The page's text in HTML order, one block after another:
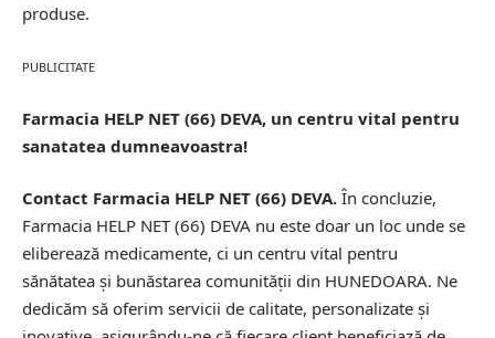
produse.
PUBLICITATE
Farmacia HELP NET (66) DEVA, un centru vital pentru
sanatatea dumneavoastra!
Contact Farmacia HELP NET (66) DEVA. În concluzie,
Farmacia HELP NET (66) DEVA nu este doar un loc unde se
eliberează medicamente, ci un centru vital pentru
sănătatea și bunăstarea comunității din HUNEDOARA. Ne
dedicăm să oferim servicii de calitate, personalizate și